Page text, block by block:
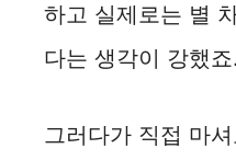
하고 실제로는 별
다는 생각이 강했죠.
그러다가 직접 마